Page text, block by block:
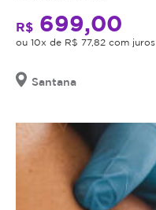
R$ 699,00
ou 10x de R$ 77,82 com juros
Santana